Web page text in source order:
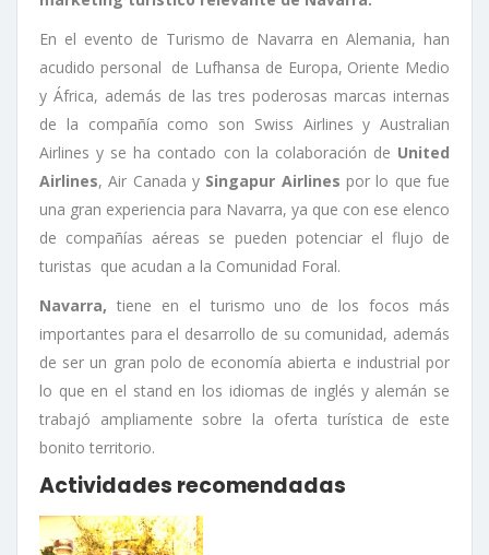
En el evento de Turismo de Navarra en Alemania, han
acudido personal de Lufhansa de Europa, Oriente Medio
y África, además de las tres poderosas marcas internas
de la compañía como son Swiss Airlines y Australian
Airlines y se ha contado con la colaboración de United
Airlines, Air Canada y Singapur Airlines por lo que fue
una gran experiencia para Navarra, ya que con ese elenco
de compañías aéreas se pueden potenciar el flujo de
turistas que acudan a la Comunidad Foral.
Navarra, tiene en el turismo uno de los focos más
importantes para el desarrollo de su comunidad, además
de ser un gran polo de economía abierta e industrial por
lo que en el stand en los idiomas de inglés y alemán se
trabajó ampliamente sobre la oferta turística de este
bonito territorio.
Actividades recomendadas